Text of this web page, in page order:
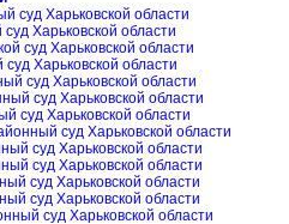
суд Харьковской области
Харьковской области
суд Харьковской области
суд Харьковской области
суд Харьковской области
суд Харьковской области
суд Харьковской области
суд Харьковской области
суд Харьковской области
суд Харьковской области
суд Харьковской области
суд Харьковской области
суд Харьковской области